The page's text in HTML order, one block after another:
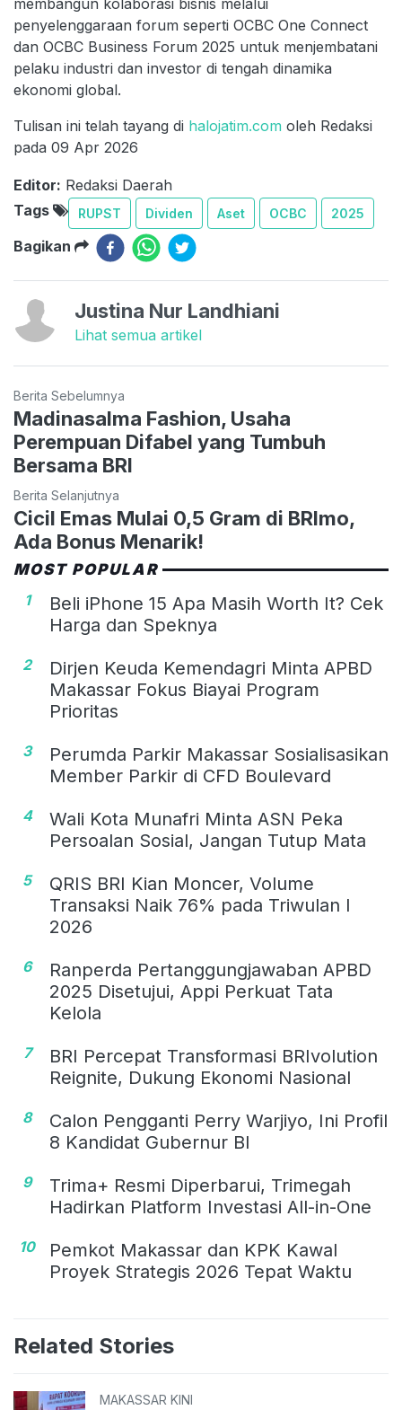
membangun kolaborasi bisnis melalui
penyelenggaraan forum seperti OCBC One Connect
dan OCBC Business Forum 2025 untuk menjembatani
pelaku industri dan investor di tengah dinamika
ekonomi global.
Tulisan ini telah tayang di halojatim.com oleh Redaksi
pada 09 Apr 2026
Editor: Redaksi Daerah
Tags
RUPST Dividen Aset OCBC 2025
Bagikan
Justina Nur Landhiani
Lihat semua artikel
Berita Sebelumnya
Madinasalma Fashion, Usaha
Perempuan Difabel yang Tumbuh
Bersama BRI
Berita Selanjutnya
Cicil Emas Mulai 0,5 Gram di BRImo,
Ada Bonus Menarik!
MOST POPULAR
1
Beli iPhone 15 Apa Masih Worth It? Cek
Harga dan Speknya
2
Dirjen Keuda Kemendagri Minta APBD
Makassar Fokus Biayai Program
Prioritas
3
Perumda Parkir Makassar Sosialisasikan
Member Parkir di CFD Boulevard
4
Wali Kota Munafri Minta ASN Peka
Persoalan Sosial, Jangan Tutup Mata
5
QRIS BRI Kian Moncer, Volume
Transaksi Naik 76% pada Triwulan I
2026
6
Ranperda Pertanggungjawaban APBD
2025 Disetujui, Appi Perkuat Tata
Kelola
7
BRI Percepat Transformasi BRIvolution
Reignite, Dukung Ekonomi Nasional
8
Calon Pengganti Perry Warjiyo, Ini Profil
8 Kandidat Gubernur BI
9
Trima+ Resmi Diperbarui, Trimegah
Hadirkan Platform Investasi All-in-One
10
Pemkot Makassar dan KPK Kawal
Proyek Strategis 2026 Tepat Waktu
Related Stories
MAKASSAR KINI